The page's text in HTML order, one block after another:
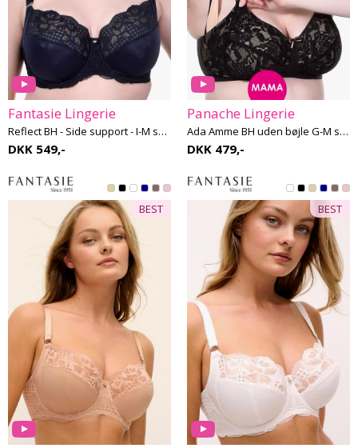
Fantasie Lingerie
Reflect BH - Side support - I-M skål
DKK 549,-
Panache Lingerie
Ada Amme BH uden bøjle G-M skål
DKK 479,-
BEST BEST